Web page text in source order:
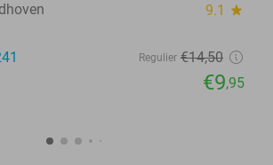
9.1 star
Regulier €14,50
€9,95